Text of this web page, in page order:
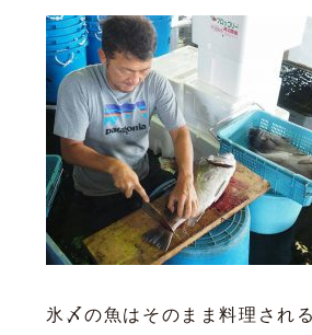
氷〆の魚はそのまま料理され